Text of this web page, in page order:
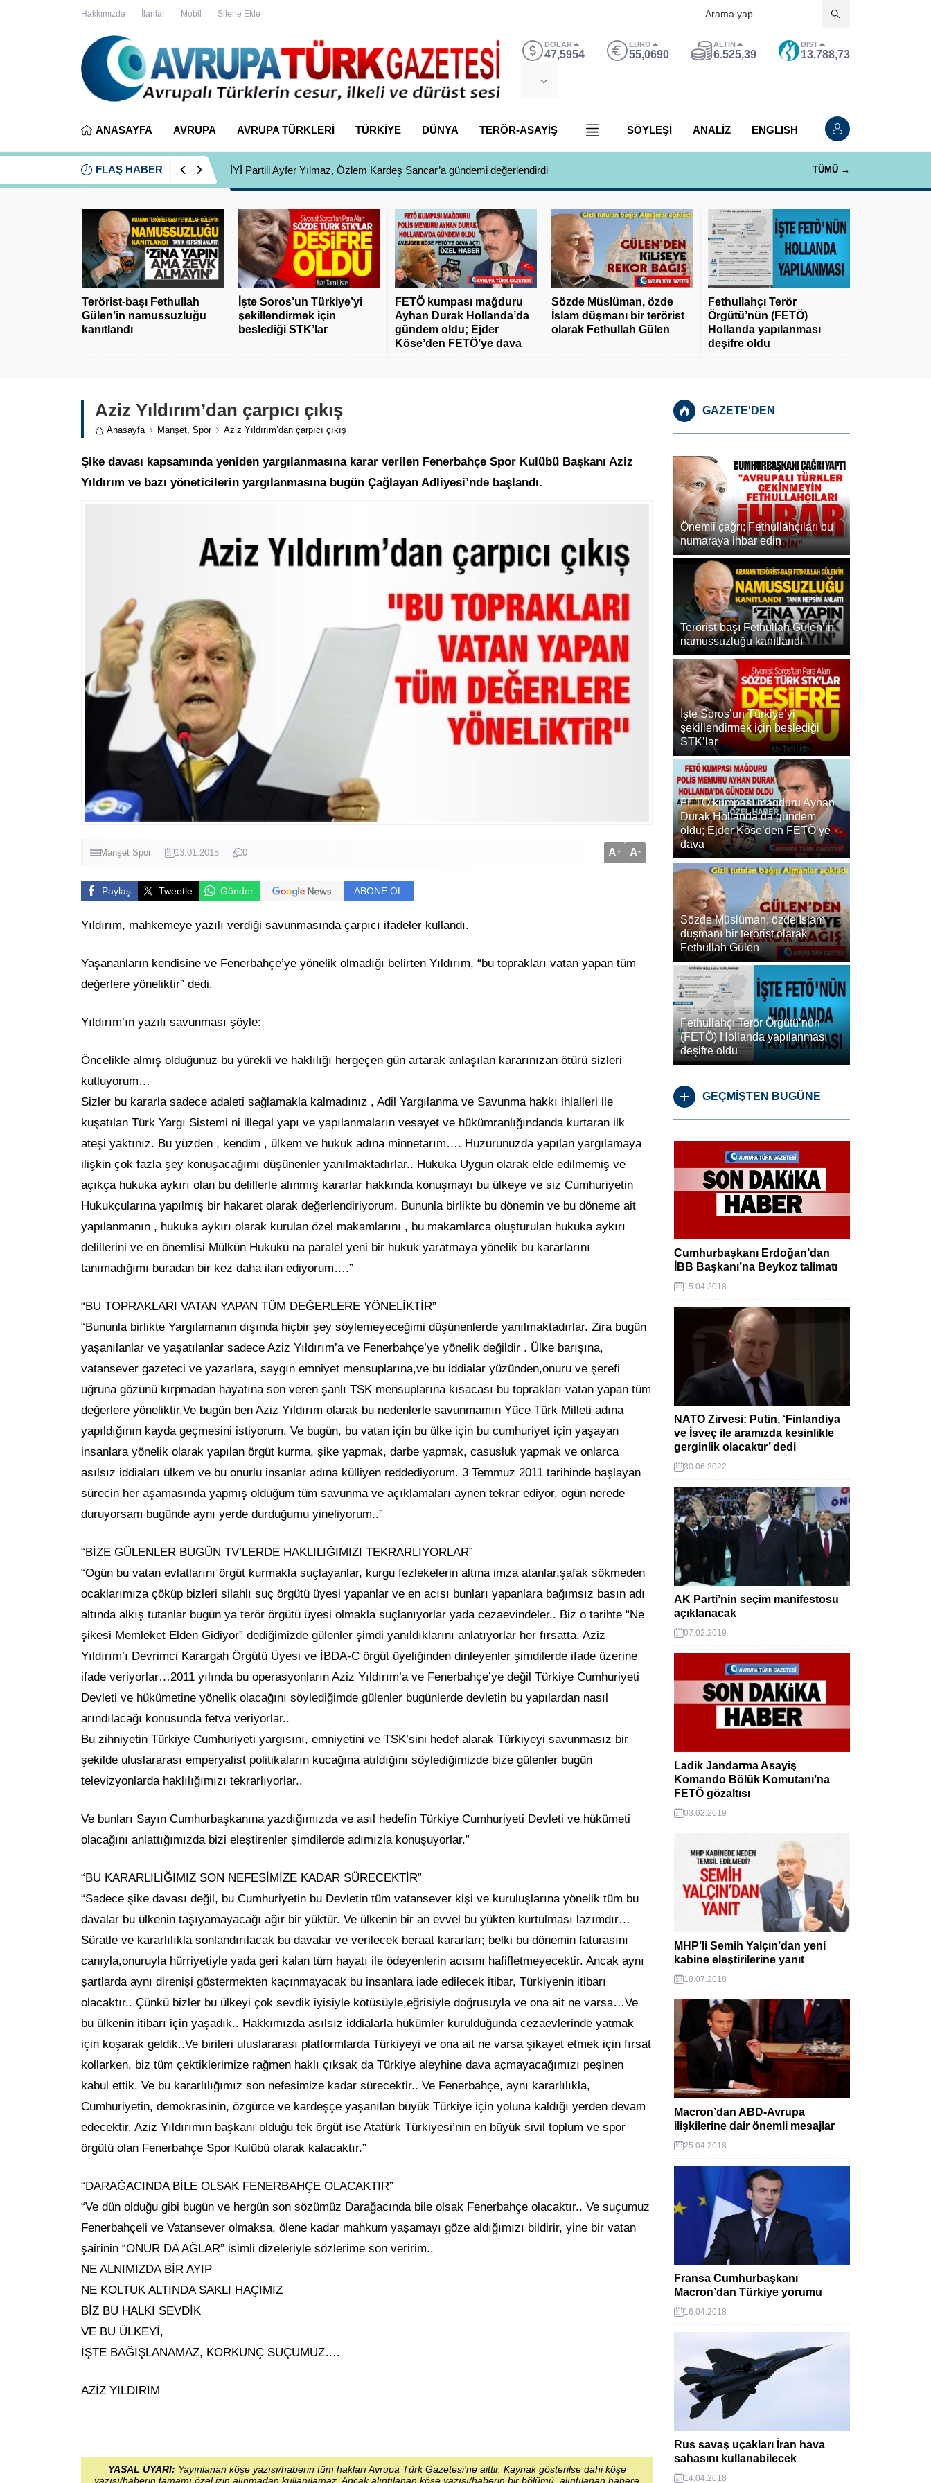
Hakkımızda İlanlar Mobil Sitene Ekle
DOLAR
47,5954
EURO
55,0690
ALTIN
6.525,39
BIST
13.788,73
ANASAYFA AVRUPA AVRUPA TÜRKLERİ TÜRKİYE DÜNYA TERÖR-ASAYİŞ SÖYLEŞİ ANALİZ ENGLISH
FLAŞ HABER İYİ Partili Ayfer Yılmaz, Özlem Kardeş Sancar’a gündemi değerlendirdi TÜMÜ →
Terörist-başı Fethullah
Gülen’in namussuzluğu
kanıtlandı
İşte Soros’un Türkiye’yi
şekillendirmek için
beslediği STK’lar
FETÖ kumpası mağduru
Ayhan Durak Hollanda’da
gündem oldu; Ejder
Köse’den FETÖ’ye dava
Sözde Müslüman, özde
İslam düşmanı bir terörist
olarak Fethullah Gülen
Fethullahçı Terör
Örgütü’nün (FETÖ)
Hollanda yapılanması
deşifre oldu
Aziz Yıldırım’dan çarpıcı çıkış
Anasayfa Manşet, Spor Aziz Yıldırım’dan çarpıcı çıkış
Şike davası kapsamında yeniden yargılanmasına karar verilen Fenerbahçe Spor Kulübü Başkanı Aziz
Yıldırım ve bazı yöneticilerin yargılanmasına bugün Çağlayan Adliyesi’nde başlandı.
Manşet Spor 13.01.2015 0 A+ A-
Paylaş Tweetle Gönder ABONE OL
Yıldırım, mahkemeye yazılı verdiği savunmasında çarpıcı ifadeler kullandı.
Yaşananların kendisine ve Fenerbahçe’ye yönelik olmadığı belirten Yıldırım, “bu toprakları vatan yapan tüm
değerlere yöneliktir” dedi.
Yıldırım’ın yazılı savunması şöyle:
Öncelikle almış olduğunuz bu yürekli ve haklılığı hergeçen gün artarak anlaşılan kararınızan ötürü sizleri
kutluyorum…
Sizler bu kararla sadece adaleti sağlamakla kalmadınız , Adil Yargılanma ve Savunma hakkı ihlalleri ile
kuşatılan Türk Yargı Sistemi ni illegal yapı ve yapılanmaların vesayet ve hükümranlığındanda kurtaran ilk
ateşi yaktınız. Bu yüzden , kendim , ülkem ve hukuk adına minnetarım…. Huzurunuzda yapılan yargılamaya
ilişkin çok fazla şey konuşacağımı düşünenler yanılmaktadırlar.. Hukuka Uygun olarak elde edilmemiş ve
açıkça hukuka aykırı olan bu delillerle alınmış kararlar hakkında konuşmayı bu ülkeye ve siz Cumhuriyetin
Hukukçularına yapılmış bir hakaret olarak değerlendiriyorum. Bununla birlikte bu dönemin ve bu döneme ait
yapılanmanın , hukuka aykırı olarak kurulan özel makamlarını , bu makamlarca oluşturulan hukuka aykırı
delillerini ve en önemlisi Mülkün Hukuku na paralel yeni bir hukuk yaratmaya yönelik bu kararlarını
tanımadığımı buradan bir kez daha ilan ediyorum….”
“BU TOPRAKLARI VATAN YAPAN TÜM DEĞERLERE YÖNELİKTİR”
“Bununla birlikte Yargılamanın dışında hiçbir şey söylemeyeceğimi düşünenlerde yanılmaktadırlar. Zira bugün
yaşanılanlar ve yaşatılanlar sadece Aziz Yıldırım’a ve Fenerbahçe’ye yönelik değildir . Ülke barışına,
vatansever gazeteci ve yazarlara, saygın emniyet mensuplarına,ve bu iddialar yüzünden,onuru ve şerefi
uğruna gözünü kırpmadan hayatına son veren şanlı TSK mensuplarına kısacası bu toprakları vatan yapan tüm
değerlere yöneliktir.Ve bugün ben Aziz Yıldırım olarak bu nedenlerle savunmamın Yüce Türk Milleti adına
yapıldığının kayda geçmesini istiyorum. Ve bugün, bu vatan için bu ülke için bu cumhuriyet için yaşayan
insanlara yönelik olarak yapılan örgüt kurma, şike yapmak, darbe yapmak, casusluk yapmak ve onlarca
asılsız iddiaları ülkem ve bu onurlu insanlar adına külliyen reddediyorum. 3 Temmuz 2011 tarihinde başlayan
sürecin her aşamasında yapmış olduğum tüm savunma ve açıklamaları aynen tekrar ediyor, ogün nerede
duruyorsam bugünde aynı yerde durduğumu yineliyorum..”
“BİZE GÜLENLER BUGÜN TV’LERDE HAKLILIĞIMIZI TEKRARLIYORLAR”
“Ogün bu vatan evlatlarını örgüt kurmakla suçlayanlar, kurgu fezlekelerin altına imza atanlar,şafak sökmeden
ocaklarımıza çöküp bizleri silahlı suç örgütü üyesi yapanlar ve en acısı bunları yapanlara bağımsız basın adı
altında alkış tutanlar bugün ya terör örgütü üyesi olmakla suçlanıyorlar yada cezaevindeler.. Biz o tarihte “Ne
şikesi Memleket Elden Gidiyor” dediğimizde gülenler şimdi yanıldıklarını anlatıyorlar her fırsatta. Aziz
Yıldırım’ı Devrimci Karargah Örgütü Üyesi ve İBDA-C örgüt üyeliğinden dinleyenler şimdilerde ifade üzerine
ifade veriyorlar…2011 yılında bu operasyonların Aziz Yıldırım’a ve Fenerbahçe’ye değil Türkiye Cumhuriyeti
Devleti ve hükümetine yönelik olacağını söylediğimde gülenler bugünlerde devletin bu yapılardan nasıl
arındılacağı konusunda fetva veriyorlar..
Bu zihniyetin Türkiye Cumhuriyeti yargısını, emniyetini ve TSK’sini hedef alarak Türkiyeyi savunmasız bir
şekilde uluslararası emperyalist politikaların kucağına atıldığını söylediğimizde bize gülenler bugün
televizyonlarda haklılığımızı tekrarlıyorlar..
Ve bunları Sayın Cumhurbaşkanına yazdığımızda ve asıl hedefin Türkiye Cumhuriyeti Devleti ve hükümeti
olacağını anlattığımızda bizi eleştirenler şimdilerde adımızla konuşuyorlar.”
“BU KARARLILIĞIMIZ SON NEFESİMİZE KADAR SÜRECEKTİR”
“Sadece şike davası değil, bu Cumhuriyetin bu Devletin tüm vatansever kişi ve kuruluşlarına yönelik tüm bu
davalar bu ülkenin taşıyamayacağı ağır bir yüktür. Ve ülkenin bir an evvel bu yükten kurtulması lazımdır…
Süratle ve kararlılıkla sonlandırılacak bu davalar ve verilecek beraat kararları; belki bu dönemin faturasını
canıyla,onuruyla hürriyetiyle yada geri kalan tüm hayatı ile ödeyenlerin acısını hafifletmeyecektir. Ancak aynı
şartlarda aynı direnişi göstermekten kaçınmayacak bu insanlara iade edilecek itibar, Türkiyenin itibarı
olacaktır.. Çünkü bizler bu ülkeyi çok sevdik iyisiyle kötüsüyle,eğrisiyle doğrusuyla ve ona ait ne varsa…Ve
bu ülkenin itibarı için yaşadık.. Hakkımızda asılsız iddialarla hükümler kurulduğunda cezaevlerinde yatmak
için koşarak geldik..Ve birileri uluslararası platformlarda Türkiyeyi ve ona ait ne varsa şikayet etmek için fırsat
kollarken, biz tüm çektiklerimize rağmen haklı çıksak da Türkiye aleyhine dava açmayacağımızı peşinen
kabul ettik. Ve bu kararlılığımız son nefesimize kadar sürecektir.. Ve Fenerbahçe, aynı kararlılıkla,
Cumhuriyetin, demokrasinin, özgürce ve kardeşçe yaşanılan büyük Türkiye için yoluna kaldığı yerden devam
edecektir. Aziz Yıldırımın başkanı olduğu tek örgüt ise Atatürk Türkiyesi’nin en büyük sivil toplum ve spor
örgütü olan Fenerbahçe Spor Kulübü olarak kalacaktır.”
“DARAĞACINDA BİLE OLSAK FENERBAHÇE OLACAKTIR”
“Ve dün olduğu gibi bugün ve hergün son sözümüz Darağacında bile olsak Fenerbahçe olacaktır.. Ve suçumuz
Fenerbahçeli ve Vatansever olmaksa, ölene kadar mahkum yaşamayı göze aldığımızı bildirir, yine bir vatan
şairinin “ONUR DA AĞLAR” isimli dizeleriyle sözlerime son veririm..
NE ALNIMIZDA BİR AYIP
NE KOLTUK ALTINDA SAKLI HAÇIMIZ
BİZ BU HALKI SEVDİK
VE BU ÜLKEYİ,
İŞTE BAĞIŞLANAMAZ, KORKUNÇ SUÇUMUZ….
AZİZ YILDIRIM
YASAL UYARI: Yayınlanan köşe yazısı/haberin tüm hakları Avrupa Türk Gazetesi'ne aittir. Kaynak gösterilse dahi köşe
yazısı/haberin tamamı özel izin alınmadan kullanılamaz. Ancak alıntılanan köşe yazısı/haberin bir bölümü, alıntılanan habere
GAZETE'DEN
Önemli çağrı; Fethullahçıları bu
numaraya ihbar edin
Terörist-başı Fethullah Gülen’in
namussuzluğu kanıtlandı
İşte Soros’un Türkiye’yi
şekillendirmek için beslediği
STK’lar
FETÖ kumpası mağduru Ayhan
Durak Hollanda’da gündem
oldu; Ejder Köse’den FETÖ’ye
dava
Sözde Müslüman, özde İslam
düşmanı bir terörist olarak
Fethullah Gülen
Fethullahçı Terör Örgütü’nün
(FETÖ) Hollanda yapılanması
deşifre oldu
GEÇMİŞTEN BUGÜNE
Cumhurbaşkanı Erdoğan’dan
İBB Başkanı’na Beykoz talimatı
15.04.2018
NATO Zirvesi: Putin, ‘Finlandiya
ve İsveç ile aramızda kesinlikle
gerginlik olacaktır’ dedi
30.06.2022
AK Parti’nin seçim manifestosu
açıklanacak
07.02.2019
Ladik Jandarma Asayiş
Komando Bölük Komutanı’na
FETÖ gözaltısı
03.02.2019
MHP’li Semih Yalçın’dan yeni
kabine eleştirilerine yanıt
18.07.2018
Macron’dan ABD-Avrupa
ilişkilerine dair önemli mesajlar
25.04.2018
Fransa Cumhurbaşkanı
Macron’dan Türkiye yorumu
16.04.2018
Rus savaş uçakları İran hava
sahasını kullanabilecek
14.04.2018